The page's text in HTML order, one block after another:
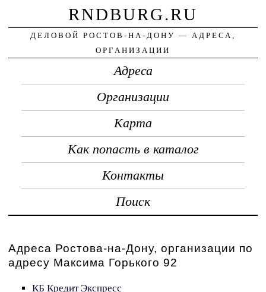
RNDBURG.RU
ДЕЛОВОЙ РОСТОВ-НА-ДОНУ — АДРЕСА,
ОРГАНИЗАЦИИ
Адреса
Организации
Карта
Как попасть в каталог
Контакты
Поиск
Адреса Ростова-на-Дону, организации по
адресу Максима Горького 92
КБ Кредит Экспресс